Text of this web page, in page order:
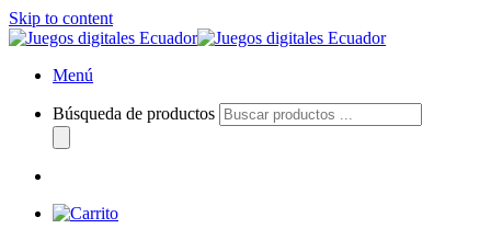
Skip to content
Menú
Búsqueda de productos